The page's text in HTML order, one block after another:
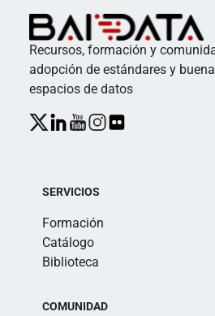
Recursos, formación y
adopción de estándares y
espacios de datos
SERVICIOS
Formación
Catálogo
Biblioteca
COMUNIDAD